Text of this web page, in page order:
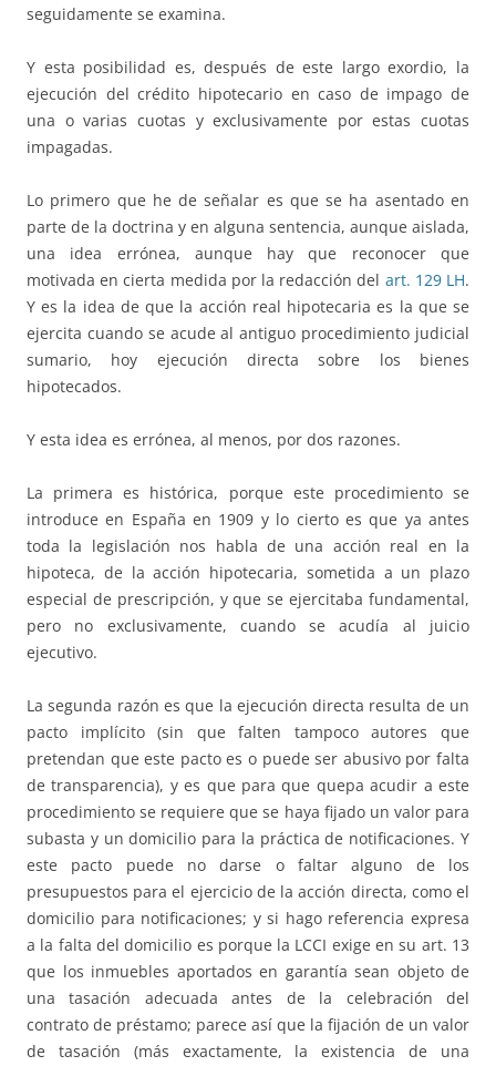
seguidamente se examina.
Y esta posibilidad es, después de este largo exordio, la
ejecución del crédito hipotecario en caso de impago de
una o varias cuotas y exclusivamente por estas cuotas
impagadas.
Lo primero que he de señalar es que se ha asentado en
parte de la doctrina y en alguna sentencia, aunque aislada,
una idea errónea, aunque hay que reconocer que
motivada en cierta medida por la redacción del art. 129 LH.
Y es la idea de que la acción real hipotecaria es la que se
ejercita cuando se acude al antiguo procedimiento judicial
sumario, hoy ejecución directa sobre los bienes
hipotecados.
Y esta idea es errónea, al menos, por dos razones.
La primera es histórica, porque este procedimiento se
introduce en España en 1909 y lo cierto es que ya antes
toda la legislación nos habla de una acción real en la
hipoteca, de la acción hipotecaria, sometida a un plazo
especial de prescripción, y que se ejercitaba fundamental,
pero no exclusivamente, cuando se acudía al juicio
ejecutivo.
La segunda razón es que la ejecución directa resulta de un
pacto implícito (sin que falten tampoco autores que
pretendan que este pacto es o puede ser abusivo por falta
de transparencia), y es que para que quepa acudir a este
procedimiento se requiere que se haya fijado un valor para
subasta y un domicilio para la práctica de notificaciones. Y
este pacto puede no darse o faltar alguno de los
presupuestos para el ejercicio de la acción directa, como el
domicilio para notificaciones; y si hago referencia expresa
a la falta del domicilio es porque la LCCI exige en su art. 13
que los inmuebles aportados en garantía sean objeto de
una tasación adecuada antes de la celebración del
contrato de préstamo; parece así que la fijación de un valor
de tasación (más exactamente, la existencia de una